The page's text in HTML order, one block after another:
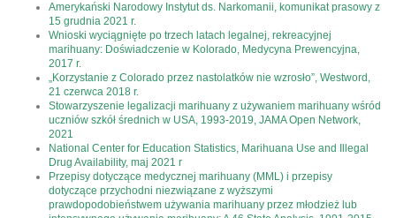
Amerykański Narodowy Instytut ds. Narkomanii, komunikat prasowy z
15 grudnia 2021 r.
Wnioski wyciągnięte po trzech latach legalnej, rekreacyjnej
marihuany: Doświadczenie w Kolorado, Medycyna Prewencyjna,
2017 r.
„Korzystanie z Colorado przez nastolatków nie wzrosło”, Westword,
21 czerwca 2018 r.
Stowarzyszenie legalizacji marihuany z używaniem marihuany wśród
uczniów szkół średnich w USA, 1993-2019, JAMA Open Network,
2021
National Center for Education Statistics, Marihuana Use and Illegal
Drug Availability, maj 2021 r
Przepisy dotyczące medycznej marihuany (MML) i przepisy
dotyczące przychodni niezwiązane z wyższymi
prawdopodobieństwem używania marihuany przez młodzież lub